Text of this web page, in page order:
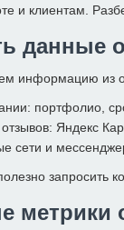
и клиентам.
данные
информацию из
портфолио,
Яндекс
сети и
запросить
метрики